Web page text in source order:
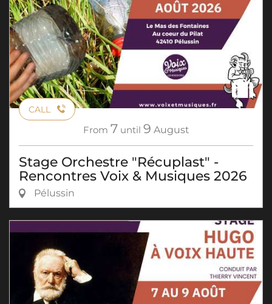
CALL
From 7 until 9 August
Stage Orchestre "Récuplast" -
Rencontres Voix & Musiques 2026
Pélussin